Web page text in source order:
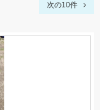
次の10件